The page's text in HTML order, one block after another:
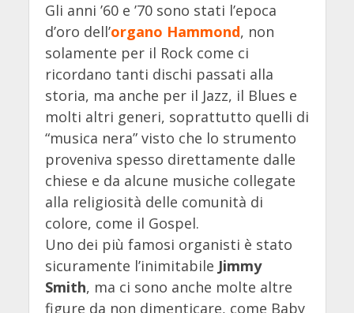
Gli anni ’60 e ’70 sono stati l’epoca
d’oro dell’organo Hammond, non
solamente per il Rock come ci
ricordano tanti dischi passati alla
storia, ma anche per il Jazz, il Blues e
molti altri generi, soprattutto quelli di
“musica nera” visto che lo strumento
proveniva spesso direttamente dalle
chiese e da alcune musiche collegate
alla religiosità delle comunità di
colore, come il Gospel.
Uno dei più famosi organisti è stato
sicuramente l’inimitabile Jimmy
Smith, ma ci sono anche molte altre
figure da non dimenticare, come Baby